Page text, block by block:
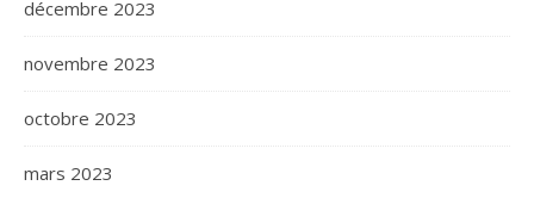
décembre 2023
novembre 2023
octobre 2023
mars 2023